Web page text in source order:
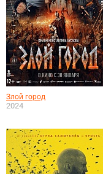
Злой город
2024